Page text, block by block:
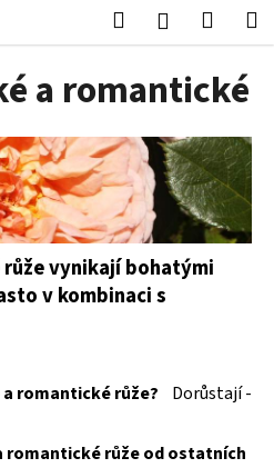
HledatPřihlášení
a romantické
vynikají bohatými
v kombinaci s
romantické růže? Dorůstají-
romantické růže od ostatních